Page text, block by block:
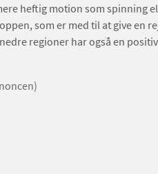
heftig motion som spinning
som er med til at give en
regioner har også en